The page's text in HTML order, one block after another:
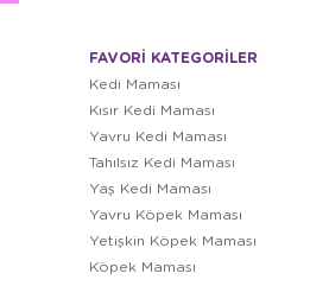
FAVORİ KATEGORİLER
Kedi Maması
Kısır Kedi Maması
Yavru Kedi Maması
Tahılsız Kedi Maması
Yaş Kedi Maması
Yavru Köpek Maması
Yetişkin Köpek Maması
Köpek Maması